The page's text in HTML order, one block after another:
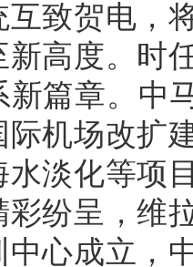
互致贺电，
新高度。时
新篇章。中
际机场改扩
水淡化等项
彩纷呈，维
中心成立，